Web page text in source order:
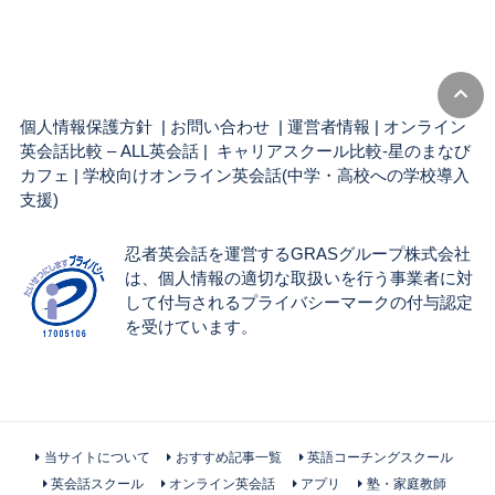
個人情報保護方針| お問い合わせ| 運営者情報 | オンライン
英会話比較 – ALL英会話| キャリアスクール比較-星のまなび
カフェ | 学校向けオンライン英会話(中学・高校への学校導入
支援)
忍者英会話を運営するGRASグループ株式会社
は、個人情報の適切な取扱いを行う事業者に対
して付与されるプライバシーマークの付与認定
を受けています。
当サイトについて おすすめ記事一覧
英語コーチングスクール
英会話スクール
オンライン英会話 アプリ 塾・家庭教師